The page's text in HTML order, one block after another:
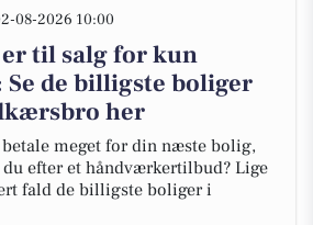
08-2026 10:00
er til salg for kun
Se de billigste boliger
her
meget for din næste bolig,
efter et håndværkertilbud? Lige
fald de billigste boliger i